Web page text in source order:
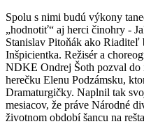
Spolu s nimi budú výkony
„hodnotiť“ aj herci činohry -
Stanislav Pitoňák ako Riaditeľ
Inšpicientka. Režisér a
NDKE Ondrej Šoth pozval do
herečku Elenu Podzámsku,
Dramaturgičky. Naplnil tak
mesiacov, že práve Národné
životnom období šancu na